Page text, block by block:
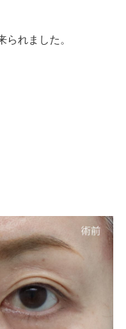
れました。